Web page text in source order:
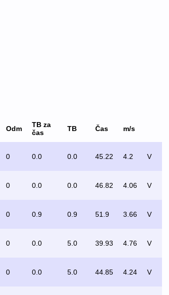
Odm
TB za
čas
TB Čas m/s
0 0.0 0.0 45.22 4.2 V
0 0.0 0.0 46.82 4.06 V
0 0.9 0.9 51.9 3.66 V
0 0.0 5.0 39.93 4.76 V
0 0.0 5.0 44.85 4.24 V